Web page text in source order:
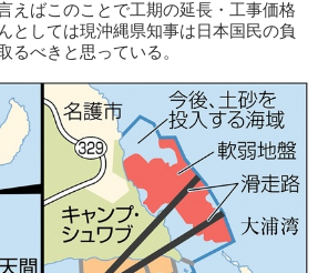
えばこのことで工期の延長・工事価格
としては現沖縄県知事は日本国民の負
るべきと思っている。